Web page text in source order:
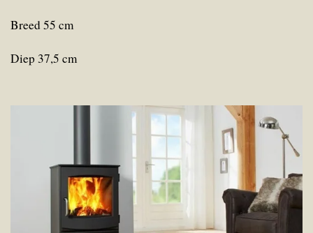
Breed 55 cm
Diep 37,5 cm